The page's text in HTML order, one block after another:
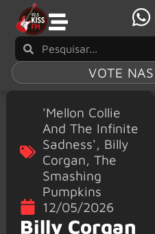
VOTE
'Mellon Collie
And The Infinite
Sadness', Billy
Corgan, The
Smashing
Pumpkins
12/05/2026
Billy Corgan